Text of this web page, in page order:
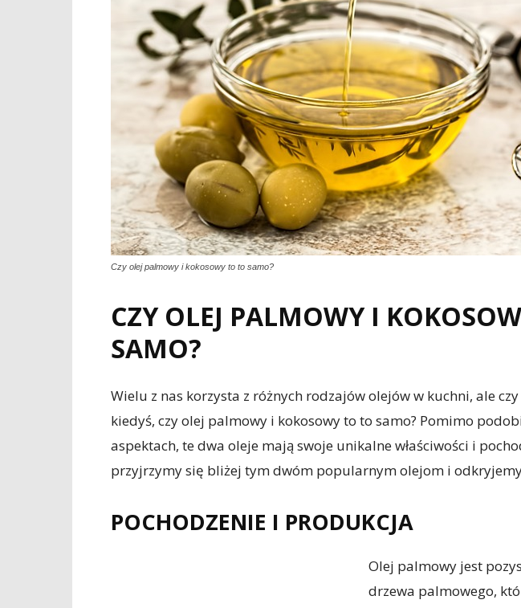
Czy olej palmowy i kokosowy to to samo?
CZY OLEJ PALMOWY I
SAMO?
Wielu z nas korzysta z różnych rodzajów olejów w kuchni, ale
kiedyś, czy olej palmowy i kokosowy to to samo? Pomimo
aspektach, te dwa oleje mają swoje unikalne właściwości i
przyjrzymy się bliżej tym dwóm popularnym olejom i
POCHODZENIE I PRODUKCJA
Olej palmowy jest
drzewa palmowego,